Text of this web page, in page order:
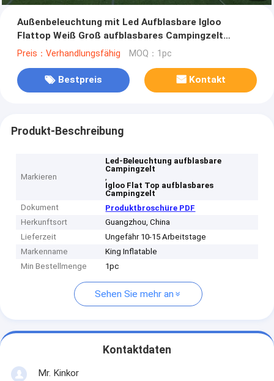
Außenbeleuchtung mit Led Aufblasbare Igloo
Flattop Weiß Groß aufblasbares Campingzelt
Hochzeitsfestzelt
Preis：Verhandlungsfähig MOQ：1pc
Bestpreis Kontakt
Produkt-Beschreibung
Markieren
Led-Beleuchtung aufblasbare
Campingzelt
,
Igloo Flat Top aufblasbares
Campingzelt
Dokument
Produktbroschüre PDF
Herkunftsort
Guangzhou, China
Lieferzeit
Ungefähr 10-15 Arbeitstage
Markenname
King Inflatable
Min Bestellmenge
1pc
Sehen Sie mehr an
Kontaktdaten
Mr. Kinkor